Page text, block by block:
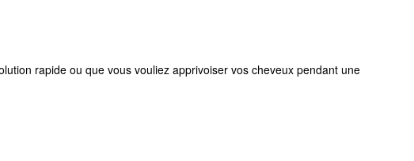
rapide ou que vous vouliez apprivoiser vos cheveux pendant une